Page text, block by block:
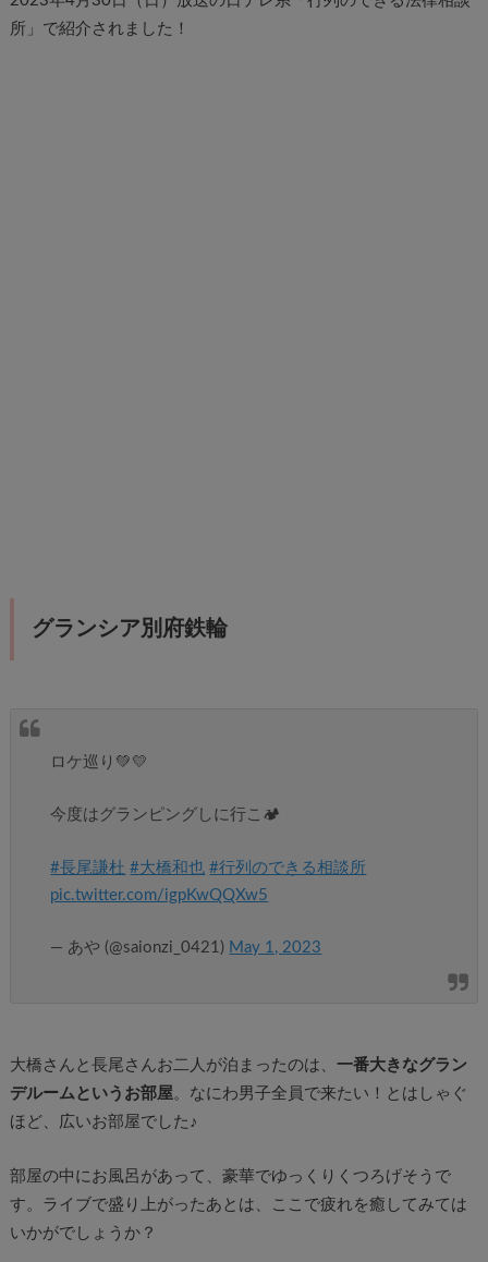
所」で紹介されました！
グランシア別府鉄輪
ロケ巡り💚💛
今度はグランピングしに行こ🏕
#長尾謙杜 #大橋和也 #行列のできる相談所
pic.twitter.com/igpKwQQXw5
— あや (@saionzi_0421) May 1, 2023
大橋さんと長尾さんお二人が泊まったのは、 一番大きなグラン
デルームというお部屋。なにわ男子全員で来たい！とはしゃぐ
ほど、広いお部屋でした♪
部屋の中にお風呂があって、豪華でゆっくりくつろげそうで
す。ライブで盛り上がったあとは、ここで疲れを癒してみては
いかがでしょうか？